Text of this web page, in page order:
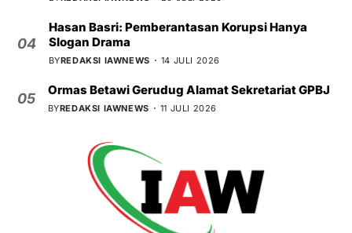
04
Hasan Basri: Pemberantasan Korupsi Hanya
Slogan Drama
BYREDAKSI IAWNEWS 14 JULI 2026
05
Ormas Betawi Gerudug Alamat Sekretariat GPBJ
BYREDAKSI IAWNEWS 11 JULI 2026